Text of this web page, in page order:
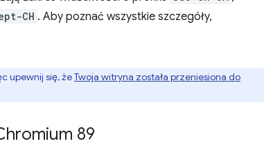
CH . Aby poznać wszystkie szczegóły,
upewnij się, żeTwoja witryna została przeniesiona do
89